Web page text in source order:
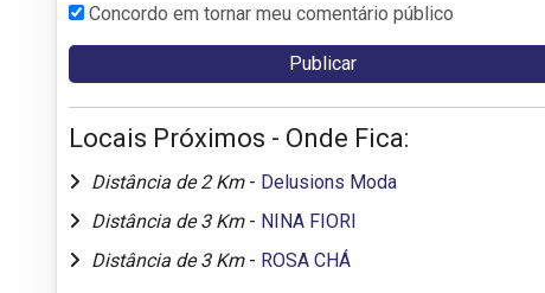
Concordo em tornar meu comentário público
Locais Próximos - Onde Fica:
Distância de 2 Km - Delusions Moda
Distância de 3 Km - NINA FIORI
Distância de 3 Km - ROSA CHÁ